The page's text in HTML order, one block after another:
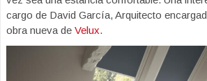
cargo de David García, Arquitecto
obra nueva de Velux.